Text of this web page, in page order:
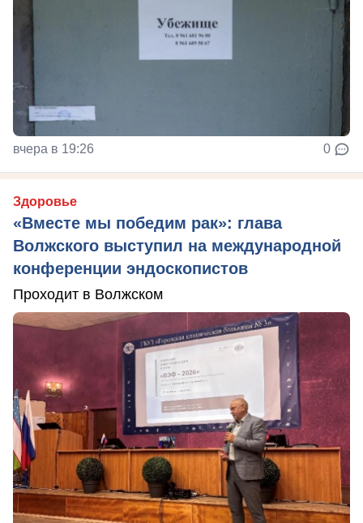
вчера в 19:26 0
Здоровье
«Вместе мы победим рак»: глава
Волжского выступил на международной
конференции эндоскопистов
Проходит в Волжском